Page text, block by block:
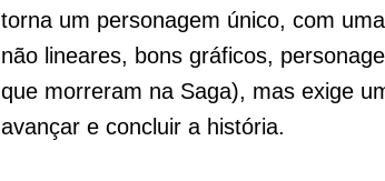
torna um personagem único, com
não lineares, bons gráficos,
que morreram na Saga), mas exige
avançar e concluir a história.